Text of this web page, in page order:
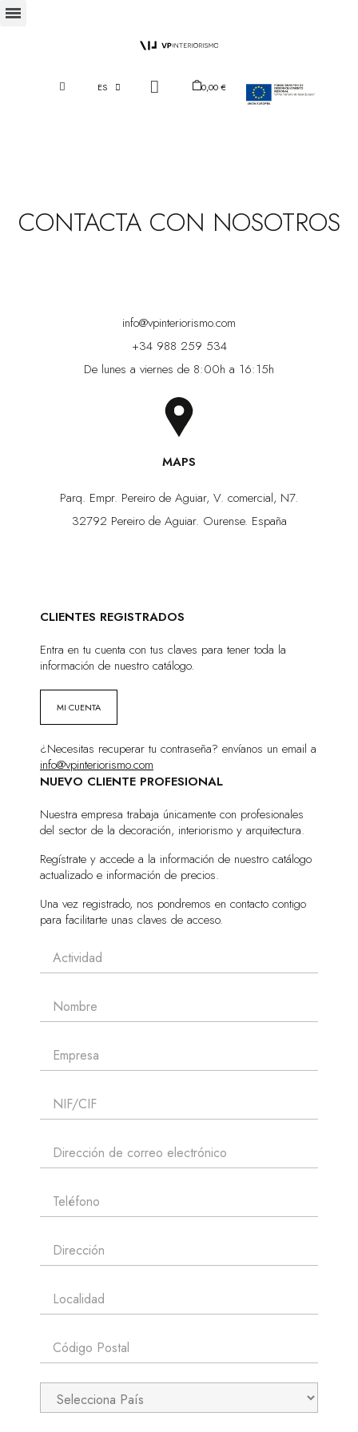
ES 0,00 €
CONTACTA CON NOSOTROS
info@vpinteriorismo.com
+34 988 259 534
De lunes a viernes de 8:00h a 16:15h
MAPS
Parq. Empr. Pereiro de Aguiar, V. comercial, N7.
32792 Pereiro de Aguiar. Ourense. España
CLIENTES REGISTRADOS
Entra en tu cuenta con tus claves para tener toda la
información de nuestro catálogo.
MI CUENTA
¿Necesitas recuperar tu contraseña? envíanos un email a
info@vpinteriorismo.com
NUEVO CLIENTE PROFESIONAL
Nuestra empresa trabaja únicamente con profesionales
del sector de la decoración, interiorismo y arquitectura.
Regístrate y accede a la información de nuestro catálogo
actualizado e información de precios.
Una vez registrado, nos pondremos en contacto contigo
para facilitarte unas claves de acceso.